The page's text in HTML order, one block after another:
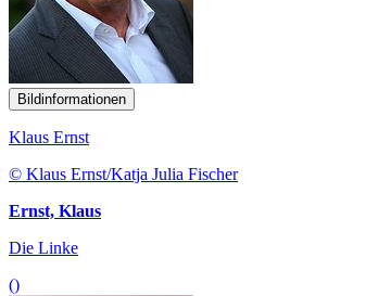
Bildinformationen
Klaus Ernst
© Klaus Ernst/Katja Julia Fischer
Ernst, Klaus
Die Linke
()